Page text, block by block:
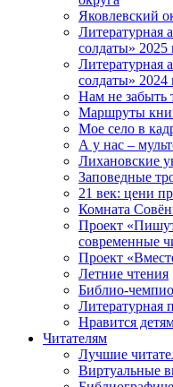
Яковлевский
Литературная
солдаты» 2025
Литературная
солдаты» 2024
Нам не забыть
Маршруты
Мое село в
А у нас –
Лихановские
Заповедные
21 век: цени
Комната
Проект
современные
Проект
Летние чтения
Библио-
Литературная
Нравится
Читателям
Лучшие
Виртуальные